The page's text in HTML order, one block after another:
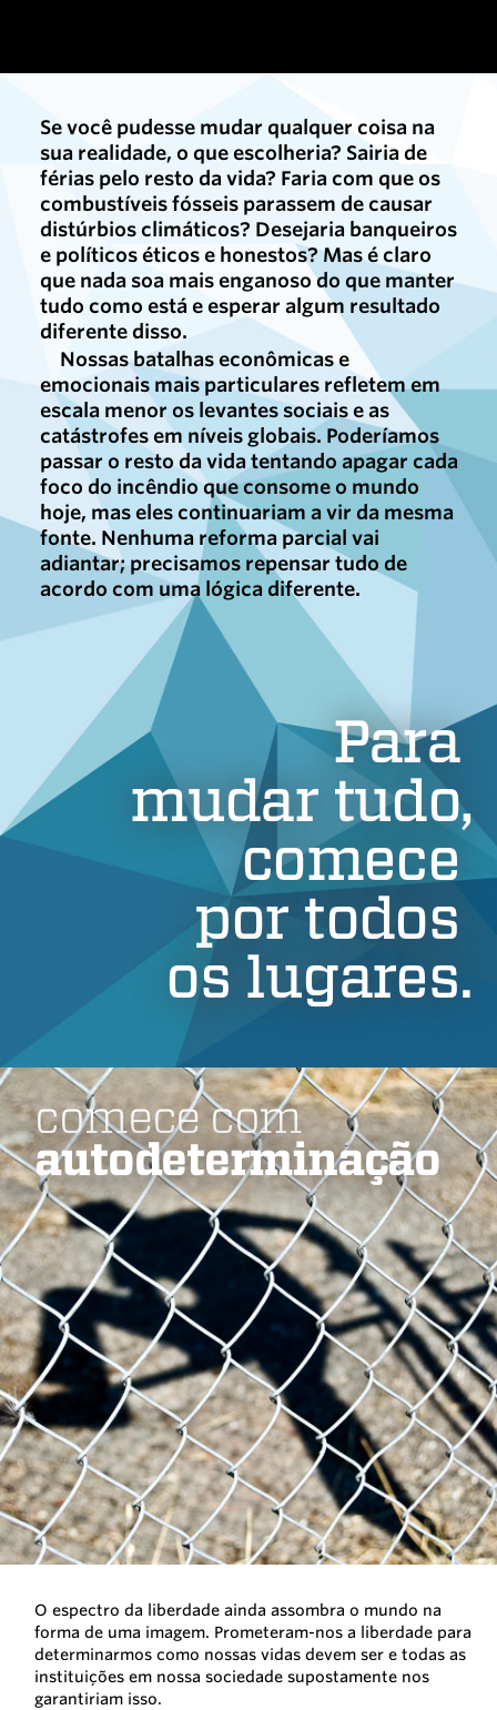
Se você pudesse mudar qualquer coisa na
sua realidade, o que escolheria? Sairia de
férias pelo resto da vida? Faria com que os
combustíveis fósseis parassem de causar
distúrbios climáticos? Desejaria banqueiros
e políticos éticos e honestos? Mas é claro
que nada soa mais enganoso do que manter
tudo como está e esperar algum resultado
diferente disso.
Nossas batalhas econômicas e
emocionais mais particulares refletem em
escala menor os levantes sociais e as
catástrofes em níveis globais. Poderíamos
passar o resto da vida tentando apagar cada
foco do incêndio que consome o mundo
hoje, mas eles continuariam a vir da mesma
fonte. Nenhuma reforma parcial vai
adiantar; precisamos repensar tudo de
acordo com uma lógica diferente.
Para
mudar tudo,
comece
por todos
os lugares.
comece com
autodeterminação
O espectro da liberdade ainda assombra o mundo na
forma de uma imagem. Prometeram-nos a liberdade para
determinarmos como nossas vidas devem ser e todas as
instituições em nossa sociedade supostamente nos
garantiriam isso.